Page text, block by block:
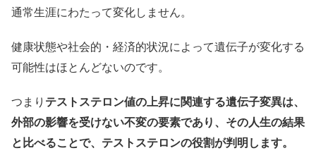
通常生涯にわたって変化しません。
健康状態や社会的・経済的状況によって遺伝子が変化する
可能性はほとんどないのです。
つまり テストステロン値の上昇に関連する遺伝子変異は、
外部の影響を受けない不変の要素であり、その人生の結果
と比べることで、テストステロンの役割が判明します。